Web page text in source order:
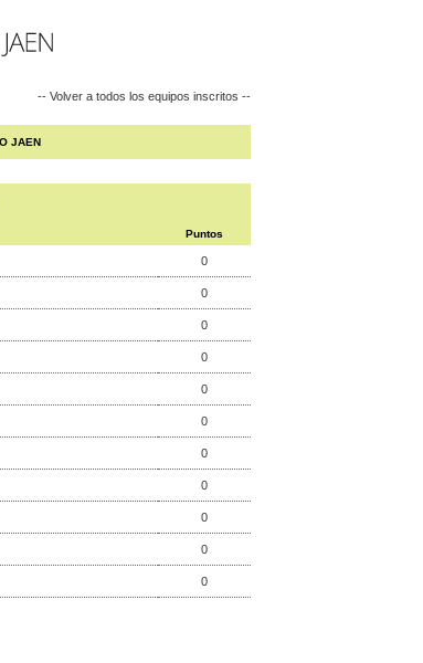
-- Volver a todos los equipos inscritos --
JAEN
Puntos
0
0
0
0
0
0
0
0
0
0
0